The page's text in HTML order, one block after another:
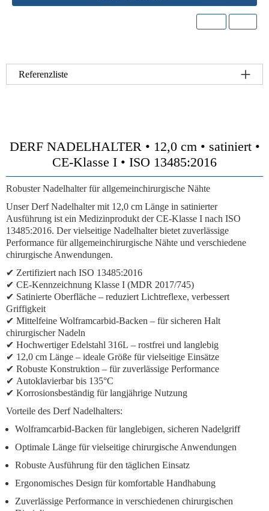
Referenzliste
DERF NADELHALTER • 12,0 cm • satiniert •
CE-Klasse I • ISO 13485:2016
Robuster Nadelhalter für allgemeinchirurgische Nähte
Unser Derf Nadelhalter mit 12,0 cm Länge in satinierter
Ausführung ist ein Medizinprodukt der CE-Klasse I nach ISO
13485:2016. Der vielseitige Nadelhalter bietet zuverlässige
Performance für allgemeinchirurgische Nähte und verschiedene
chirurgische Anwendungen.
✔ Zertifiziert nach ISO 13485:2016
✔ CE-Kennzeichnung Klasse I (MDR 2017/745)
✔ Satinierte Oberfläche – reduziert Lichtreflexe, verbessert
Griffigkeit
✔ Mittelfeine Wolframcarbid-Backen – für sicheren Halt
chirurgischer Nadeln
✔ Hochwertiger Edelstahl 316L – rostfrei und langlebig
✔ 12,0 cm Länge – ideale Größe für vielseitige Einsätze
✔ Robuste Konstruktion – für zuverlässige Performance
✔ Autoklavierbar bis 135°C
✔ Korrosionsbeständig für langjährige Nutzung
Vorteile des Derf Nadelhalters:
Wolframcarbid-Backen für langlebigen, sicheren Nadelgriff
Optimale Länge für vielseitige chirurgische Anwendungen
Robuste Ausführung für den täglichen Einsatz
Ergonomisches Design für komfortable Handhabung
Zuverlässige Performance in verschiedenen chirurgischen